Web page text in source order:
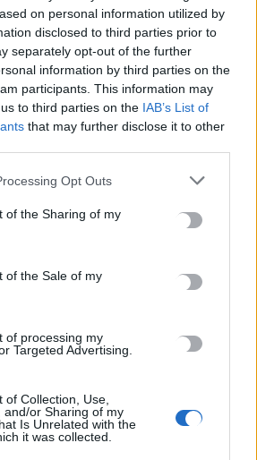
on personal information utilized by
disclosed to third parties prior to
separately opt-out of the further
information by third parties on the
participants. This information may
to third parties on the IAB’s List of
that may further disclose it to other
Opt Outs
of the Sharing of my
of the Sale of my
of processing my
Targeted Advertising.
of Collection, Use,
and/or Sharing of my
Is Unrelated with the
it was collected.
που προστατεύουν τον
#ΠΕΡΣΕΙΔΕΣ #